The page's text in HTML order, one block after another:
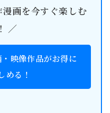
画を今すぐ楽しむ
／
映像作品がお得に
める！